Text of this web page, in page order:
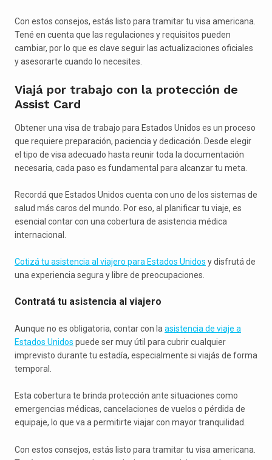
Con estos consejos, estás listo para tramitar tu visa americana.
Tené en cuenta que las regulaciones y requisitos pueden
cambiar, por lo que es clave seguir las actualizaciones oficiales
y asesorarte cuando lo necesites.
Viajá por trabajo con la protección de
Assist Card
Obtener una visa de trabajo para Estados Unidos es un proceso
que requiere preparación, paciencia y dedicación. Desde elegir
el tipo de visa adecuado hasta reunir toda la documentación
necesaria, cada paso es fundamental para alcanzar tu meta.
Recordá que Estados Unidos cuenta con uno de los sistemas de
salud más caros del mundo. Por eso, al planificar tu viaje, es
esencial contar con una cobertura de asistencia médica
internacional.
Cotizá tu asistencia al viajero para Estados Unidos y disfrutá de
una experiencia segura y libre de preocupaciones.
Contratá tu asistencia al viajero
Aunque no es obligatoria, contar con la asistencia de viaje a
Estados Unidos puede ser muy útil para cubrir cualquier
imprevisto durante tu estadía, especialmente si viajás de forma
temporal.
Esta cobertura te brinda protección ante situaciones como
emergencias médicas, cancelaciones de vuelos o pérdida de
equipaje, lo que va a permitirte viajar con mayor tranquilidad.
Con estos consejos, estás listo para tramitar tu visa americana.